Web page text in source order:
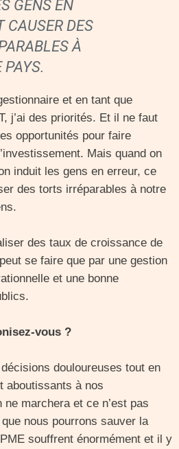
GENS EN
CAUSER DES
À
PAYS.
et en tant que
j’ai des priorités. Et il ne faut
opportunités pour faire
Mais quand on
induit les gens en erreur, ce
des torts irréparables à notre
des taux de croissance de
se faire que par une gestion
et une bonne
vous ?
douloureuses tout en
aboutissants à nos
marchera et ce n’est pas
nous pourrons sauver la
souffrent énormément et il y